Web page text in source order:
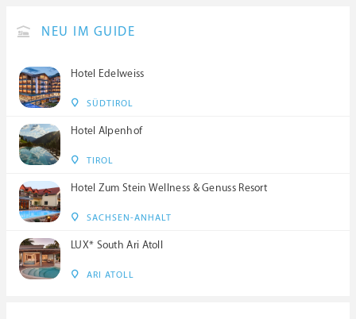
NEU IM GUIDE
Hotel Edelweiss
SÜDTIROL
Hotel Alpenhof
TIROL
Hotel Zum Stein Wellness & Genuss Resort
SACHSEN-ANHALT
LUX* South Ari Atoll
ARI ATOLL